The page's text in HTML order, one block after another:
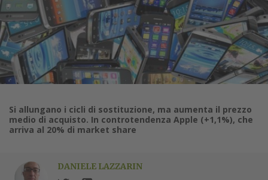
Si allungano i cicli di sostituzione, ma aumenta il prezzo
medio di acquisto. In controtendenza Apple (+1,1%), che
arriva al 20% di market share
DANIELE LAZZARIN